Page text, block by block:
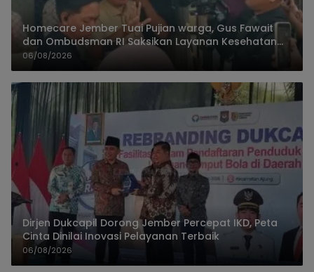
Homecare Jember Tuai Pujian warga, Gus Fawait
dan Ombudsman RI Saksikan Layanan Kesehatan
Rumah Pasien
06/08/2026
Dirjen Dukcapil Dorong Jember Percepat IKD, Peta
Cinta Dinilai Inovasi Pelayanan Terbaik
06/08/2026